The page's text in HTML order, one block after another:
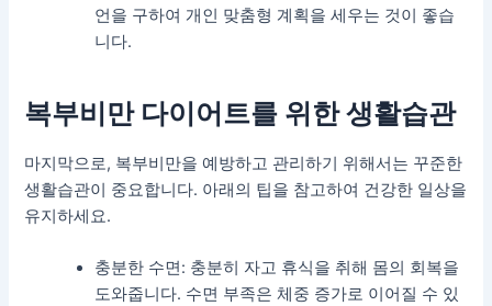
언을 구하여 개인 맞춤형 계획을 세우는 것이 좋습
니다.
복부비만 다이어트를 위한 생활습관
마지막으로, 복부비만을 예방하고 관리하기 위해서는 꾸준한
생활습관이 중요합니다. 아래의 팁을 참고하여 건강한 일상을
유지하세요.
충분한 수면: 충분히 자고 휴식을 취해 몸의 회복을
도와줍니다. 수면 부족은 체중 증가로 이어질 수 있